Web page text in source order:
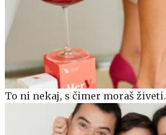
To ni nekaj, s čimer moraš živeti.